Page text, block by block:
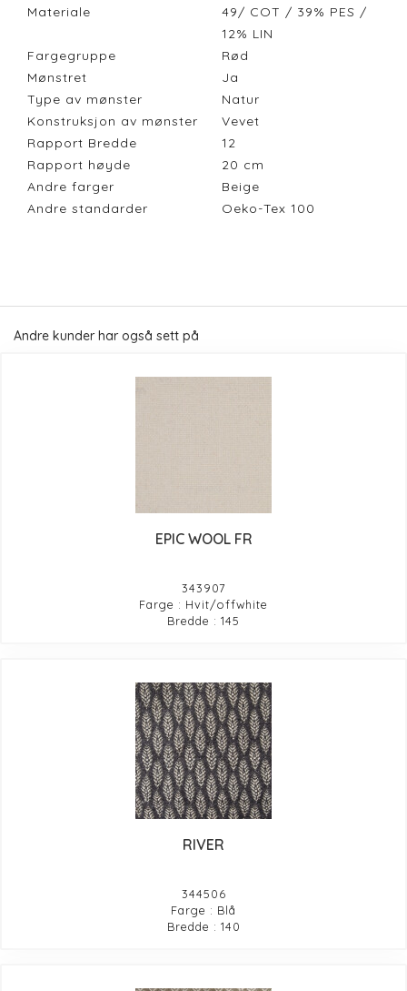
Materiale
49/ COT / 39% PES /
12% LIN
Fargegruppe
Rød
Mønstret
Ja
Type av mønster
Natur
Konstruksjon av mønster
Vevet
Rapport Bredde
12
Rapport høyde
20 cm
Andre farger
Beige
Andre standarder
Oeko-Tex 100
Andre kunder har også sett på
EPIC WOOL FR
343907
Farge : Hvit/offwhite
Bredde : 145
RIVER
344506
Farge : Blå
Bredde : 140